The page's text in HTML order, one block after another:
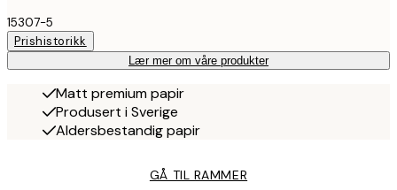
15307-5
Prishistorikk
Lær mer om våre produkter
Matt premium papir
Produsert i Sverige
Aldersbestandig papir
GÅ TIL RAMMER